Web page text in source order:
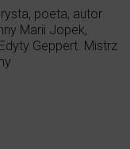
poeta, autor
Marii Jopek,
Geppert. Mistrz